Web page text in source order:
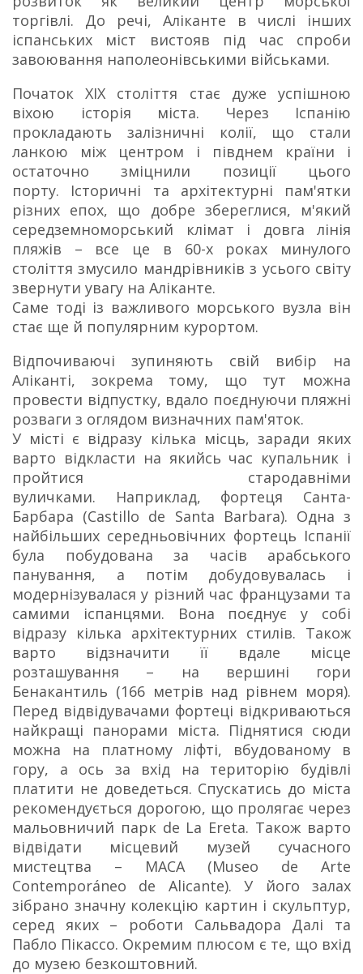
торгівлі. До речі, Аліканте в числі інших
іспанських міст вистояв під час спроби
завоювання наполеонівськими військами.
Початок ХІХ століття стає дуже успішною
віхою історія міста. Через Іспанію
прокладають залізничні колії, що стали
ланкою між центром і півднем країни і
остаточно зміцнили позиції цього
порту. Історичні та архітектурні пам'ятки
різних епох, що добре збереглися, м'який
середземноморський клімат і довга лінія
пляжів – все це в 60-х роках минулого
століття змусило мандрівників з усього світу
звернути увагу на Аліканте.
Саме тоді із важливого морського вузла він
стає ще й популярним курортом.
Відпочиваючі зупиняють свій вибір на
Аліканті, зокрема тому, що тут можна
провести відпустку, вдало поєднуючи пляжні
розваги з оглядом визначних пам'яток.
У місті є відразу кілька місць, заради яких
варто відкласти на якийсь час купальник і
пройтися стародавніми
вуличками. Наприклад, фортеця Санта-
Барбара (Castillo de Santa Barbara). Одна з
найбільших середньовічних фортець Іспанії
була побудована за часів арабського
панування, а потім добудовувалась і
модернізувалася у різний час французами та
самими іспанцями. Вона поєднує у собі
відразу кілька архітектурних стилів. Також
варто відзначити її вдале місце
розташування – на вершині гори
Бенакантиль (166 метрів над рівнем моря).
Перед відвідувачами фортеці відкриваються
найкращі панорами міста. Піднятися сюди
можна на платному ліфті, вбудованому в
гору, а ось за вхід на територію будівлі
платити не доведеться. Спускатись до міста
рекомендується дорогою, що пролягає через
мальовничий парк de La Ereta. Також варто
відвідати місцевий музей сучасного
мистецтва – MACA (Museo de Arte
Contemporáneo de Alicante). У його залах
зібрано значну колекцію картин і скульптур,
серед яких – роботи Сальвадора Далі та
Пабло Пікассо. Окремим плюсом є те, що вхід
до музею безкоштовний.